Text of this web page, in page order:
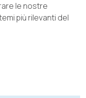
le nostre
più rilevanti del